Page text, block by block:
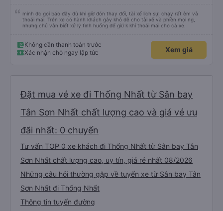
mình đc gọi báo đầy đủ khi giờ đón thay đổi, tài xế lịch sự, chạy rất êm và
thoải mái. Trên xe có hành khách gây khó dễ cho tài xế và phiền mọi ng,
nhưng chú vẫn biết xử lý tình huống để giữ k khí thoải mái cho cả xe.
Không cần thanh toán trước
Xác nhận chỗ ngay lập tức
Xem giá
Đặt mua vé xe đi Thống Nhất từ Sân bay
Tân Sơn Nhất chất lượng cao và giá vé ưu
đãi nhất: 0 chuyến
Tư vấn TOP 0 xe khách đi Thống Nhất từ Sân bay Tân
Sơn Nhất chất lượng cao, uy tín, giá rẻ nhất 08/2026
Những câu hỏi thường gặp về tuyến xe từ Sân bay Tân
Sơn Nhất đi Thống Nhất
Thông tin tuyến đường